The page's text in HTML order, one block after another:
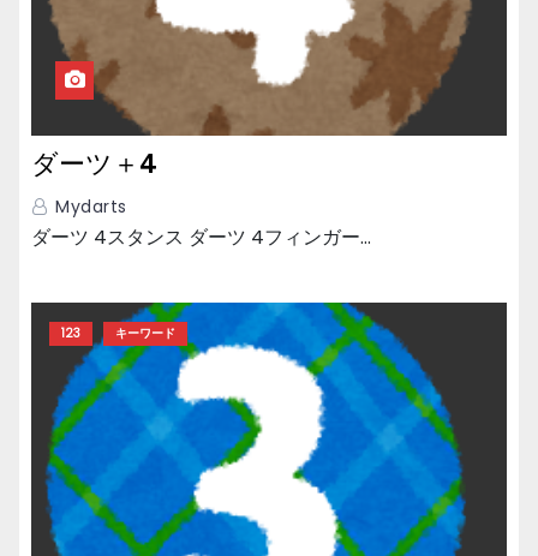
ダーツ＋4
Mydarts
ダーツ 4スタンス ダーツ 4フィンガー…
123 キーワード